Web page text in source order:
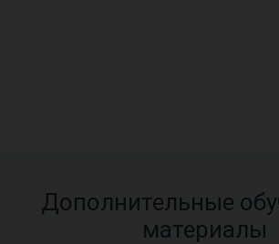
Дополнительные
материалы